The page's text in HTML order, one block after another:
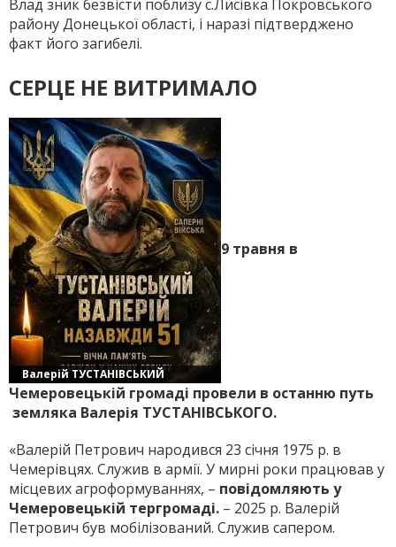
Влад зник безвісти поблизу с.Лисівка Покровського
району Донецької області, і наразі підтверджено
факт його загибелі.
СЕРЦЕ НЕ ВИТРИМАЛО
Валерій ТУСТАНІВСЬКИЙ
9 травня в
Чемеровецькій громаді провели в останню путь
земляка Валерія ТУСТАНІВСЬКОГО.
«Валерій Петрович народився 23 січня 1975 р. в
Чемерівцях. Служив в армії. У мирні роки працював у
місцевих агроформуваннях, – повідомляють у
Чемеровецькій тергромаді. – 2025 р. Валерій
Петрович був мобілізований. Служив сапером.